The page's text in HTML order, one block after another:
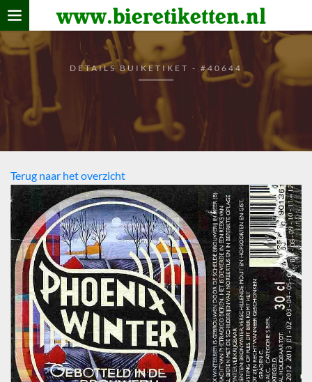
www.bieretiketten.nl
Home
verzamelen
De bierkaart
Bezoekers
DETAILS BUIKETIKET - #40644
Terug naar het overzicht